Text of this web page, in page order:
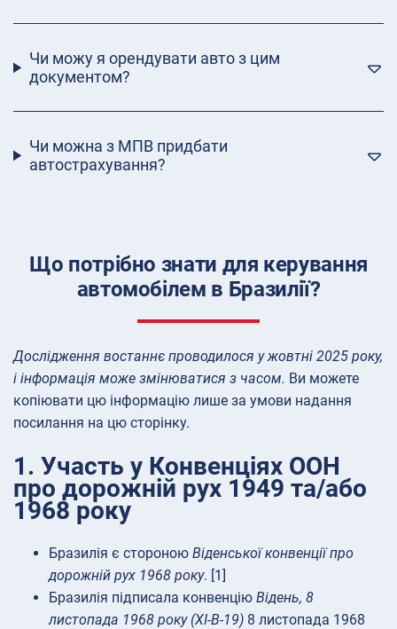
Чи можу я орендувати авто з цим
документом?
Чи можна з МПВ придбати
автострахування?
Що потрібно знати для керування
автомобілем в Бразилії?
Дослідження востаннє проводилося у жовтні 2025 року,
і інформація може змінюватися з часом. Ви можете
копіювати цю інформацію лише за умови надання
посилання на цю сторінку.
1. Участь у Конвенціях ООН
про дорожній рух 1949 та/або
1968 року
Бразилія є стороною Віденської конвенції про
дорожній рух 1968 року. [1]
Бразилія підписала конвенцію Відень, 8
листопада 1968 року (XI-B-19) 8 листопада 1968